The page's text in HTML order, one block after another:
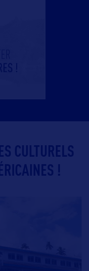
CULTURELS
!